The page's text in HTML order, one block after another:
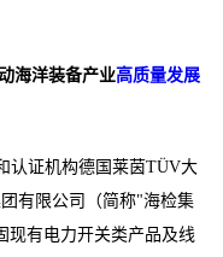
海洋装备产业高质量发展
认证机构德国莱茵TÜV大
有限公司（简称"海检集
现有电力开关类产品及线